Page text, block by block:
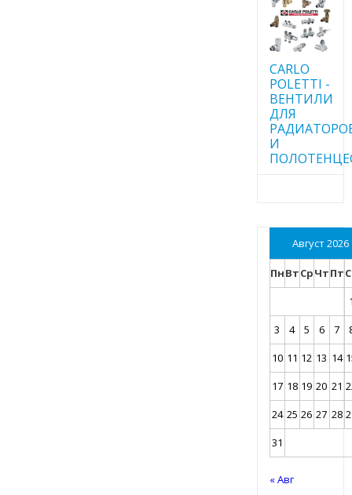
CARLO
POLETTI -
ВЕНТИЛИ
ДЛЯ
И
Август 2026
ПнВтСрЧтПт
3
4 5 6 7
10 11 12 13 14
17 18 19 20 21
24 25 26 27 28
31
« Авг